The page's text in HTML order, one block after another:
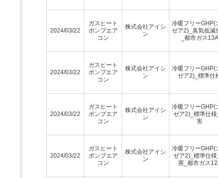
2024/03/22
ガスヒート
ポンプエア
コン
株式会社アイシ
ン
冷暖フリーGHP(
ゼア2)_臭気低減
_都市ガス13A
2024/03/22
ガスヒート
ポンプエア
コン
株式会社アイシ
ン
冷暖フリーGHP(
ゼア2)_標準仕
2024/03/22
ガスヒート
ポンプエア
コン
株式会社アイシ
ン
冷暖フリーGHP(
ゼア2)_標準仕
害
2024/03/22
ガスヒート
ポンプエア
コン
株式会社アイシ
ン
冷暖フリーGHP(
ゼア2)_標準仕
害_都市ガス